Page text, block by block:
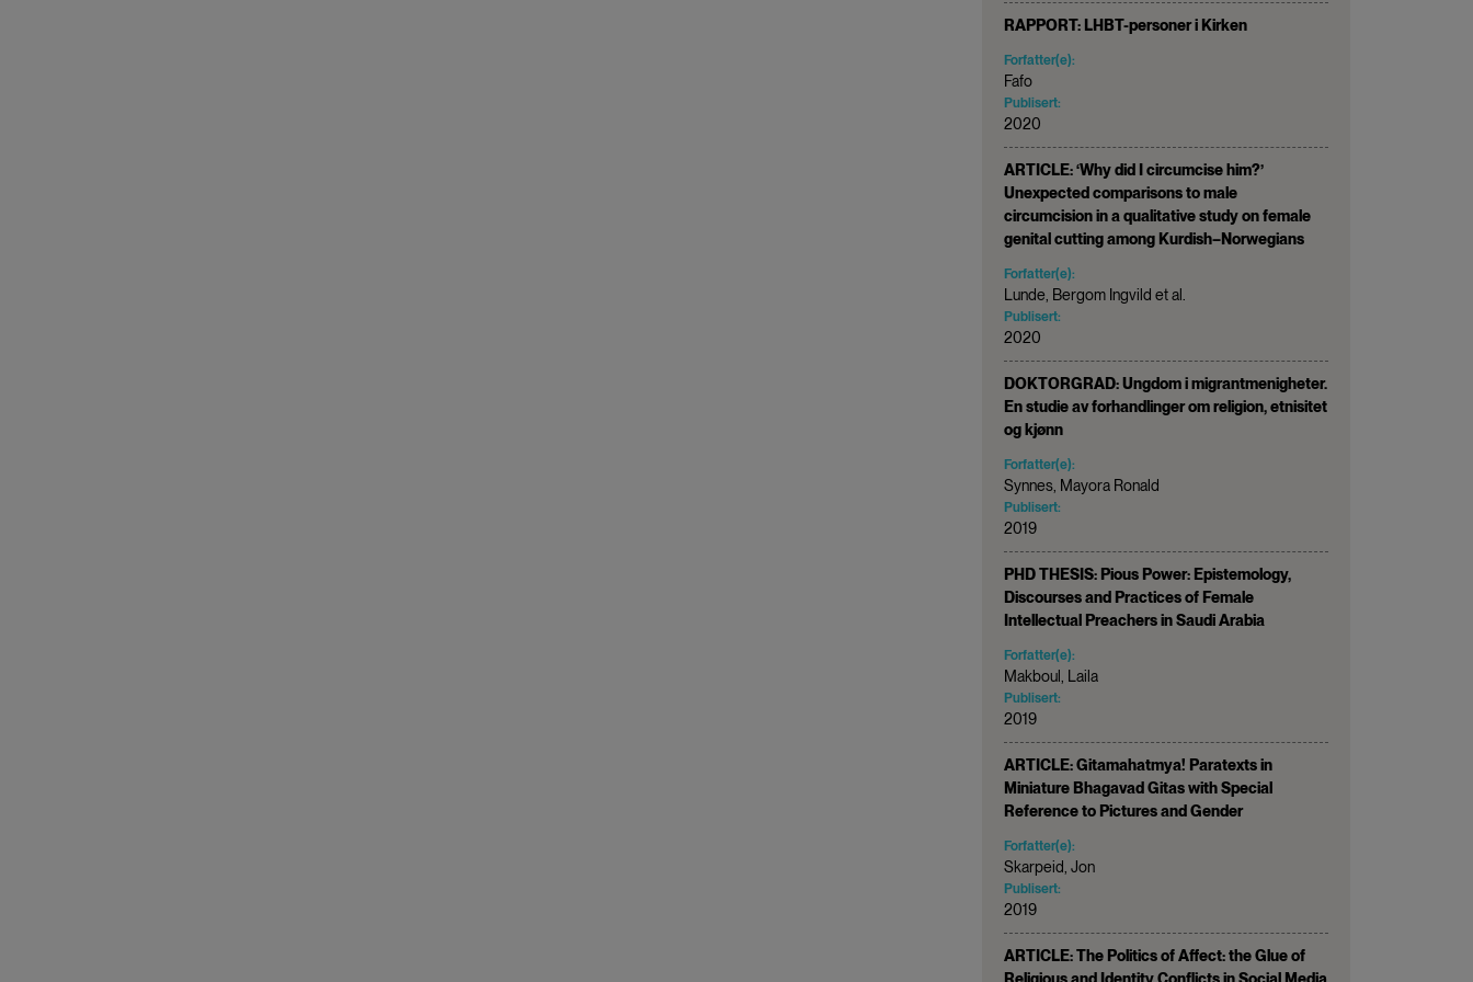
RAPPORT: LHBT-personer i Kirken
Forfatter(e):
Fafo
Publisert:
2020
ARTICLE: ‘Why did I circumcise him?’
Unexpected comparisons to male
circumcision in a qualitative study on female
genital cutting among Kurdish–Norwegians
Forfatter(e):
Lunde, Bergom Ingvild et al.
Publisert:
2020
DOKTORGRAD: Ungdom i migrantmenigheter.
En studie av forhandlinger om religion, etnisitet
og kjønn
Forfatter(e):
Synnes, Mayora Ronald
Publisert:
2019
PHD THESIS: Pious Power: Epistemology,
Discourses and Practices of Female
Intellectual Preachers in Saudi Arabia
Forfatter(e):
Makboul, Laila
Publisert:
2019
ARTICLE: Gitamahatmya! Paratexts in
Miniature Bhagavad Gitas with Special
Reference to Pictures and Gender
Forfatter(e):
Skarpeid, Jon
Publisert:
2019
ARTICLE: The Politics of Affect: the Glue of
Religious and Identity Conflicts in Social Media